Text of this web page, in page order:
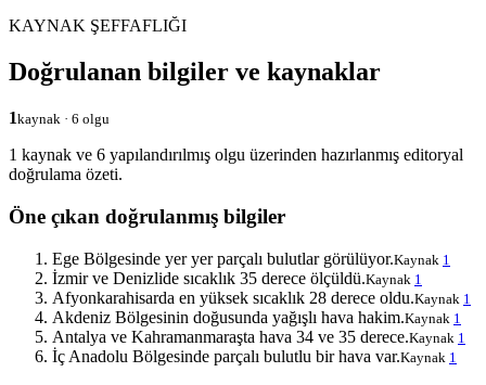
KAYNAK ŞEFFAFLIĞI
Doğrulanan bilgiler ve kaynaklar
1kaynak · 6 olgu
1 kaynak ve 6 yapılandırılmış olgu üzerinden hazırlanmış editoryal
doğrulama özeti.
Öne çıkan doğrulanmış bilgiler
Ege Bölgesinde yer yer parçalı bulutlar görülüyor.Kaynak 1
İzmir ve Denizlide sıcaklık 35 derece ölçüldü.Kaynak 1
Afyonkarahisarda en yüksek sıcaklık 28 derece oldu.Kaynak 1
Akdeniz Bölgesinin doğusunda yağışlı hava hakim.Kaynak 1
Antalya ve Kahramanmaraşta hava 34 ve 35 derece.Kaynak 1
İç Anadolu Bölgesinde parçalı bulutlu bir hava var.Kaynak 1